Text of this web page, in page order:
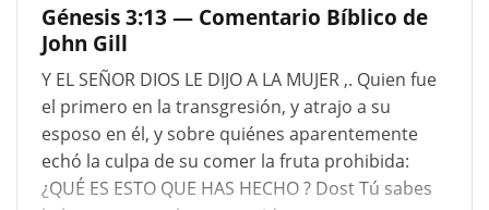
Génesis 3:13 — Comentario Bíblico de
John Gill
Y EL SEÑOR DIOS LE DIJO A LA MUJER ,. Quien fue
el primero en la transgresión, y atrajo a su
esposo en él, y sobre quiénes aparentemente
echó la culpa de su comer la fruta prohibida:
¿QUÉ ES ESTO QUE HAS HECHO ? Dost Tú sabes